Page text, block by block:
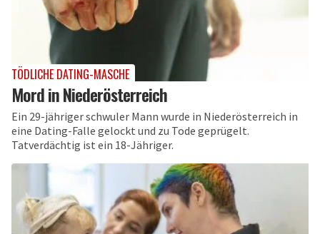
TÖDLICHE DATING-MASCHE
Mord in Niederösterreich
Ein 29-jähriger schwuler Mann wurde in Niederösterreich in
eine Dating-Falle gelockt und zu Tode geprügelt.
Tatverdächtig ist ein 18-Jähriger.